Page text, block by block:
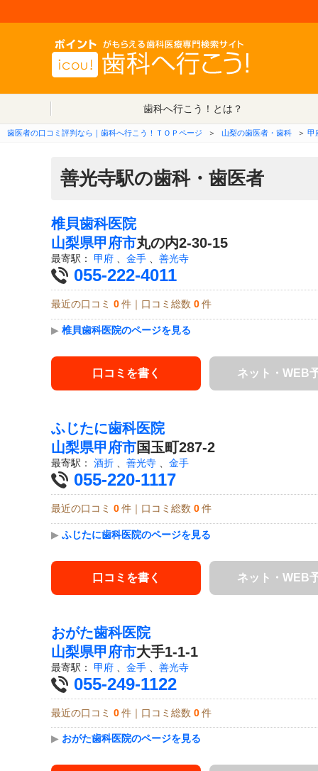
歯科へ行こう！とは？
歯医者の口コミ評判なら｜歯科へ行こう！ＴＯＰページ ＞ 山梨の歯医者・歯科 ＞ 甲
善光寺駅の歯科・歯医者
椎貝歯科医院
山梨県甲府市丸の内2-30-15
最寄駅： 甲府 金手 善光寺
055-222-4011
最近の口コミ 0 件｜口コミ総数 0 件
▶ 椎貝歯科医院のページを見る
口コミを書く ネット・WEB
ふじたに歯科医院
山梨県甲府市国玉町287-2
最寄駅： 酒折 善光寺 金手
055-220-1117
最近の口コミ 0 件｜口コミ総数 0 件
▶ ふじたに歯科医院のページを見る
口コミを書く ネット・WEB
おがた歯科医院
山梨県甲府市大手1-1-1
最寄駅： 甲府 金手 善光寺
055-249-1122
最近の口コミ 0 件｜口コミ総数 0 件
▶ おがた歯科医院のページを見る